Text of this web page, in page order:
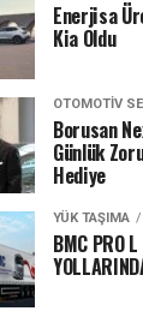
Enerjisa
Kia Oldu
OTOMOTIV
Borusan
Günlük
Hediye
YÜK TAŞIMA
BMC PRO